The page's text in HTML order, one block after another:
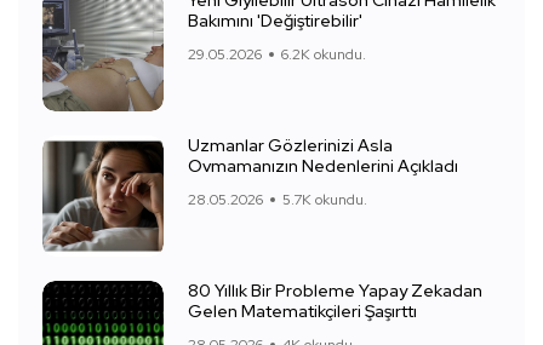
Bakımını 'Değiştirebilir'
29.05.2026 6.2K okundu.
Uzmanlar Gözlerinizi Asla
Ovmamanızın Nedenlerini Açıkladı
28.05.2026 5.7K okundu.
80 Yıllık Bir Probleme Yapay Zekadan
Gelen Matematikçileri Şaşırttı